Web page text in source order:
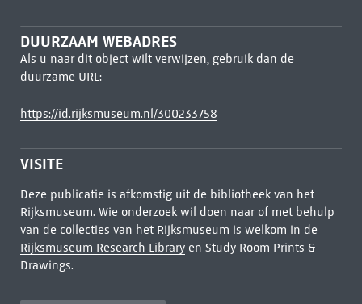
DUURZAAM WEBADRES
Als u naar dit object wilt verwijzen, gebruik dan de
duurzame URL:
https://id.rijksmuseum.nl/300233758
VISITE
Deze publicatie is afkomstig uit de bibliotheek van het
Rijksmuseum. Wie onderzoek wil doen naar of met behulp
van de collecties van het Rijksmuseum is welkom in de
Rijksmuseum Research Libraryen Study Room Prints &
Drawings.